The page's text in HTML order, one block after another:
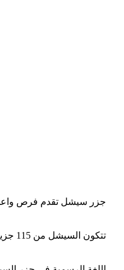
جزر سيشل تقدم فرص
تتكون السيشل من 115 جزيرة، عاصمتها فكتوريا وهي اكبر المدن وتقع في جزيرة ماهي احدى الجزر الرئيسية التي تتضمن جزيرتي براسلين ولاديغو .